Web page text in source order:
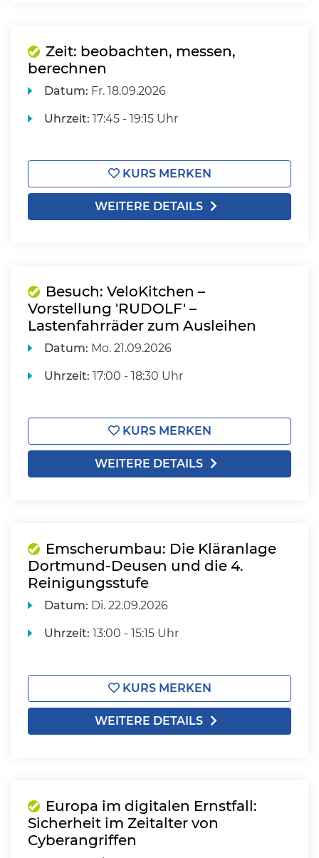
Zeit: beobachten, messen,
berechnen
Datum: Fr. 18.09.2026
Uhrzeit: 17:45 - 19:15 Uhr
KURS MERKEN
WEITERE DETAILS
Besuch: VeloKitchen –
Vorstellung 'RUDOLF' –
Lastenfahrräder zum Ausleihen
Datum: Mo. 21.09.2026
Uhrzeit: 17:00 - 18:30 Uhr
KURS MERKEN
WEITERE DETAILS
Emscherumbau: Die Kläranlage
Dortmund-Deusen und die 4.
Reinigungsstufe
Datum: Di. 22.09.2026
Uhrzeit: 13:00 - 15:15 Uhr
KURS MERKEN
WEITERE DETAILS
Europa im digitalen Ernstfall:
Sicherheit im Zeitalter von
Cyberangriffen